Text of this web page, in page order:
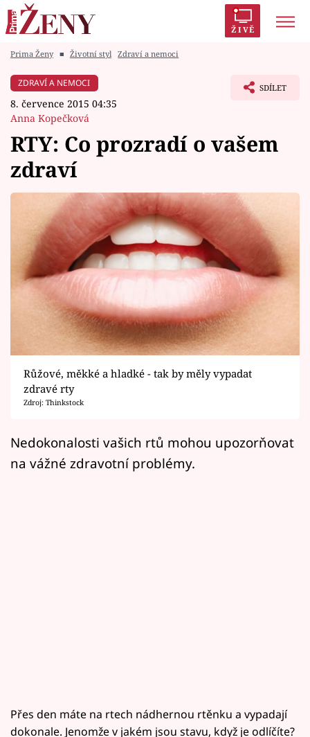
ŽIVĚ
Módní alarm
Zrádci
Témata
Celebrity
Vztahy
Seriály
Horoskopy
Sledujte prima+
Filmový festival Karlovy Vary
Mámy sobě
Prima Ženy ■ Životní styl Zdraví a nemoci
ZDRAVÍ A NEMOCI
8. července 2015 04:35
Anna Kopečková
SDÍLET
RTY: Co prozradí o vašem
zdraví
Růžové, měkké a hladké - tak by měly vypadat
zdravé rty
Zdroj: Thinkstock
Nedokonalosti vašich rtů mohou upozorňovat
na vážné zdravotní problémy.
Přes den máte na rtech nádhernou rtěnku a vypadají
dokonale. Jenomže v jakém jsou stavu, když je odlíčíte?